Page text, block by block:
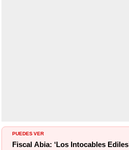
PUEDES VER
Fiscal Abia: ‘Los Intocables